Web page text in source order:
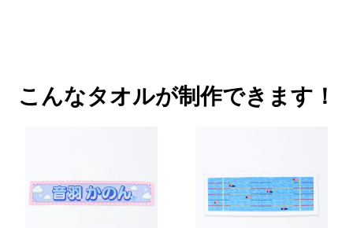
こんなタオルが制作できます！